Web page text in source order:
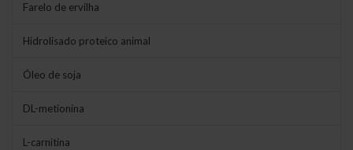
Farelo de ervilha
Hidrolisado proteico animal
Óleo de soja
DL-metionina
L-carnitina